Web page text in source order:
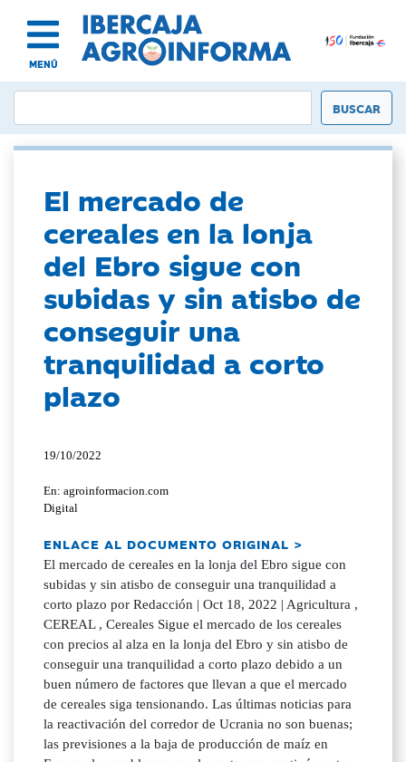
MENÚ
El mercado de
cereales en la lonja
del Ebro sigue con
subidas y sin atisbo de
conseguir una
tranquilidad a corto
plazo
19/10/2022
En: agroinformacion.com
Digital
ENLACE AL DOCUMENTO ORIGINAL >
El mercado de cereales en la lonja del Ebro sigue con
subidas y sin atisbo de conseguir una tranquilidad a
corto plazo por Redacción | Oct 18, 2022 | Agricultura ,
CEREAL , Cereales Sigue el mercado de los cereales
con precios al alza en la lonja del Ebro y sin atisbo de
conseguir una tranquilidad a corto plazo debido a un
buen número de factores que llevan a que el mercado
de cereales siga tensionando. Las últimas noticias para
la reactivación del corredor de Ucrania no son buenas;
las previsiones a la baja de producción de maíz en